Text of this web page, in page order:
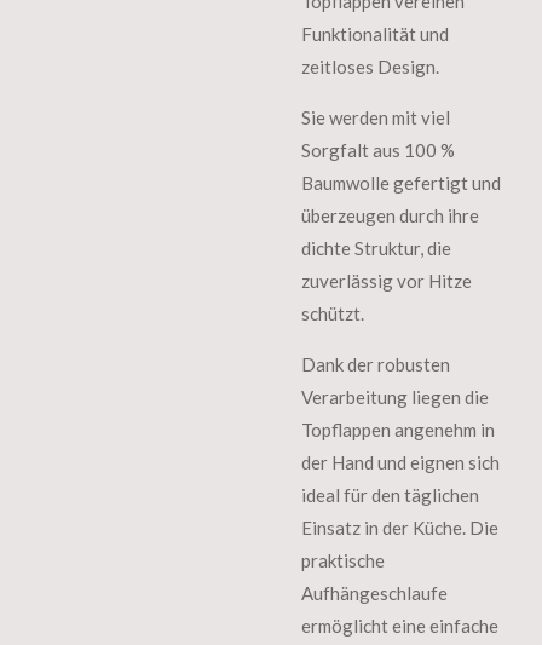
Funktionalität und
zeitloses Design.
Sie werden mit viel
Sorgfalt aus 100 %
Baumwolle gefertigt und
überzeugen durch ihre
dichte Struktur, die
zuverlässig vor Hitze
schützt.
Dank der robusten
Verarbeitung liegen die
Topflappen angenehm in
der Hand und eignen sich
ideal für den täglichen
Einsatz in der Küche. Die
praktische
Aufhängeschlaufe
ermöglicht eine einfache